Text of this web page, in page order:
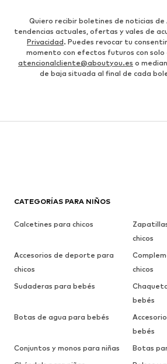
Quiero recibir boletines de noticias de
tendencias actuales, ofertas y vales de
Privacidad. Puedes revocar tu
momento con efectos futuros con solo
atencionalcliente@aboutyou.es o
de baja situada al final de cada
CATEGORÍAS PARA NIÑOS
Calcetines para chicos
chicos
Accesorios de deporte para
chicos
chicos
Sudaderas para bebés
bebés
Botas de agua para bebés
bebés
Conjuntos y monos para niñas
Botas